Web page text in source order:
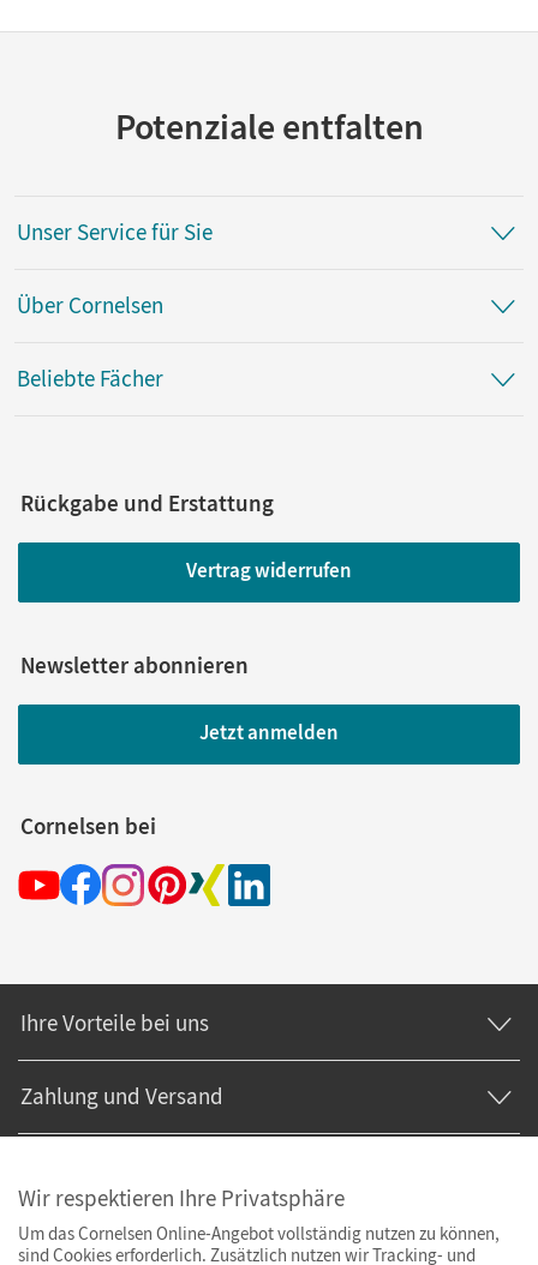
Potenziale entfalten
Unser Service für Sie
Über Cornelsen
Beliebte Fächer
Rückgabe und Erstattung
Vertrag widerrufen
Newsletter abonnieren
Jetzt anmelden
Cornelsen bei
Ihre Vorteile bei uns
Zahlung und Versand
Wir respektieren Ihre Privatsphäre
Um das Cornelsen Online-Angebot vollständig nutzen zu können,
sind Cookies erforderlich. Zusätzlich nutzen wir Tracking- und